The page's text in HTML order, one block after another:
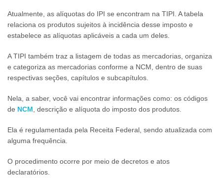
Atualmente, as alíquotas do IPI se encontram na TIPI. A tabela
relaciona os produtos sujeitos à incidência desse imposto e
estabelece as alíquotas aplicáveis a cada um deles.
A TIPI também traz a listagem de todas as mercadorias, organiza
e categoriza as mercadorias conforme a NCM, dentro de suas
respectivas seções, capítulos e subcapítulos.
Nela, a saber, você vai encontrar informações como: os códigos
de NCM , descrição e alíquota do imposto dos produtos.
Ela é regulamentada pela Receita Federal, sendo atualizada com
alguma frequência.
O procedimento ocorre por meio de decretos e atos
declaratórios.